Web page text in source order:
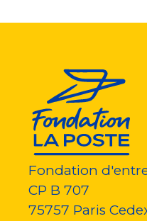
Fondation
CP B 707
75757 Paris